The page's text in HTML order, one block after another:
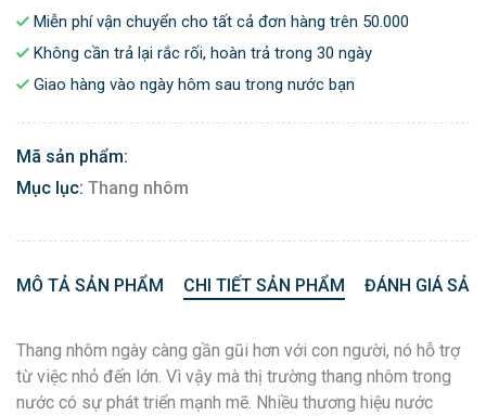
Miễn phí vận chuyển cho tất cả đơn hàng trên 50.000
Không cần trả lại rắc rối, hoàn trả trong 30 ngày
Giao hàng vào ngày hôm sau trong nước bạn
Mã sản phẩm:
Mục lục: Thang nhôm
MÔ TẢ SẢN PHẨM CHI TIẾT SẢN PHẨM ĐÁNH GIÁ
Thang nhôm ngày càng gần gũi hơn với con người, nó hỗ trợ
từ việc nhỏ đến lớn. Vì vậy mà thị trường thang nhôm trong
nước có sự phát triển mạnh mẽ. Nhiều thương hiệu nước